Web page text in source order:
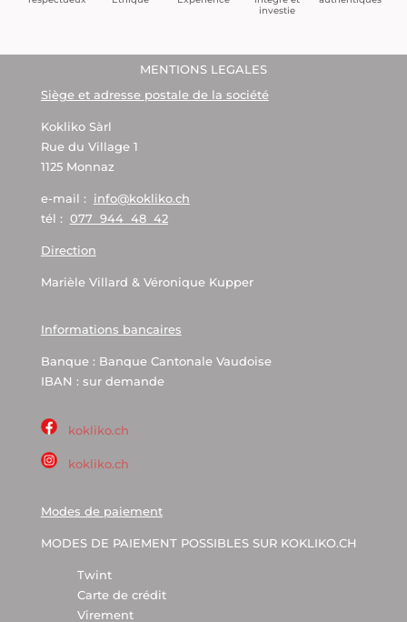
investie
MENTIONS LEGALES
Siège et adresse postale de la société
Kokliko Sàrl
Rue du Village 1
1125 Monnaz
e-mail : info@kokliko.ch
tél : 077 944 48 42
Direction
Marièle Villard & Véronique Kupper
Informations bancaires
Banque : Banque Cantonale Vaudoise
IBAN : sur demande
kokliko.ch
kokliko.ch
Modes de paiement
MODES DE PAIEMENT POSSIBLES SUR KOKLIKO.CH
Twint
Carte de crédit
Virement